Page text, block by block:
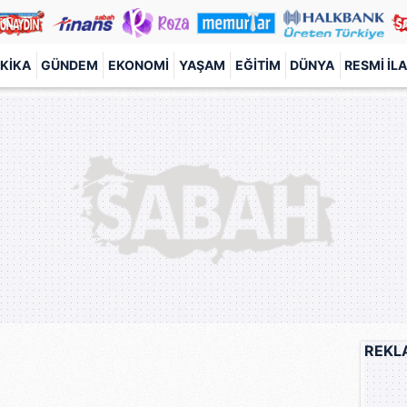
GÜNDEM EKONOMI YAŞAM EĞITIM DÜNYA RESMI